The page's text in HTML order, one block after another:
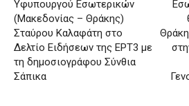
Υφυπουργού Εσωτερικών
(Μακεδονίας – Θράκης)
Σταύρου Καλαφάτη στο
Δελτίο Ειδήσεων της ΕΡΤ3 με
τη δημοσιογράφου Σύνθια
Σάπικα